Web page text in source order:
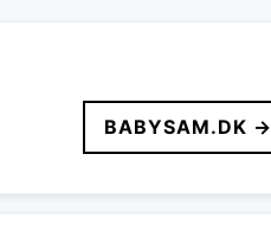
BABYSAM.DK →